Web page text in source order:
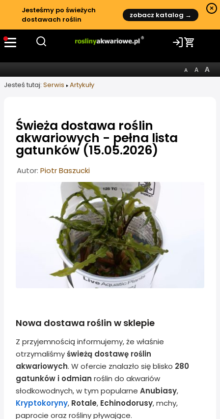
Jesteśmy po świeżych
dostawach roślin
zobacz katalog →
×
Jesteś tutaj: Serwis Artykuły
Świeża dostawa roślin
akwariowych - pełna lista
gatunków (15.05.2026)
Informacje o artykule
Autor: Piotr Baszucki
Nowa dostawa roślin w sklepie
Z przyjemnością informujemy, że właśnie
otrzymaliśmyświeżą dostawę roślin
akwariowych. W ofercie znalazło się blisko 280
gatunków i odmian roślin do akwariów
słodkowodnych, w tym popularne Anubiasy,
Kryptokoryny, Rotale, Echinodorusy, mchy,
paprocie oraz rośliny pływające.